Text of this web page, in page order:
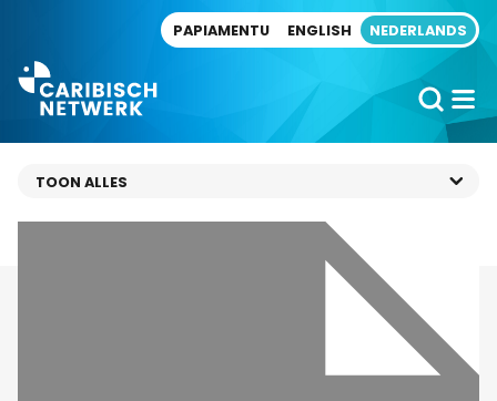
PAPIAMENTU ENGLISH NEDERLANDS